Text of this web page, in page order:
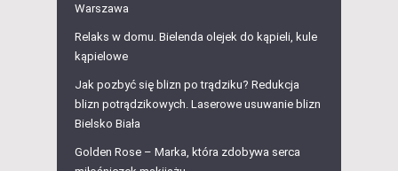
Warszawa
Relaks w domu. Bielenda olejek do kąpieli, kule
kąpielowe
Jak pozbyć się blizn po trądziku? Redukcja
blizn potrądzikowych. Laserowe usuwanie blizn
Bielsko Biała
Golden Rose – Marka, która zdobywa serca